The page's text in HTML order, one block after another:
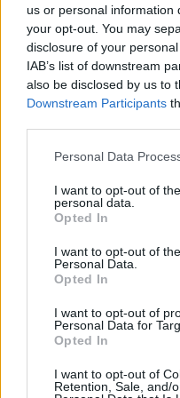
us or personal information
your opt-out. You may
disclosure of your
IAB’s list of downstream
also be disclosed by us to
Downstream Participants
Please note that this
not limited to your visit or
grant or deny consent to
use your data for below
consent section.
Personal Data
I want to opt-out of
personal data.
Opted In
I want to opt-out of
Personal Data.
Opted In
I want to opt-out of
Personal Data for
Opted In
I want to opt-out of
Retention, Sale, and/
Όμως χάρη στην
του Απορρήτου των
Αυγούστου
παρακολουθούσαν για
ασφάλειας», από τον
μέσα Δεκεμβρίου του
απόλυτα με την
μου (21 Σεπτεμβρίου)
περίοδο για την
Αλλαγής, στο οποίο
Δεκεμβρίου 2021. Η
τερματίστηκε λίγες
Η αποκάλυψη αυτή